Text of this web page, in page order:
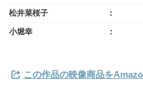
松井菜桜子
小堀幸
この作品の映像商品を